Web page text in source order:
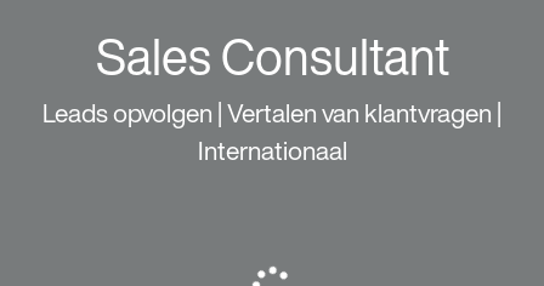
Sales Consultant
Leads opvolgen | Vertalen van klantvragen |
Internationaal